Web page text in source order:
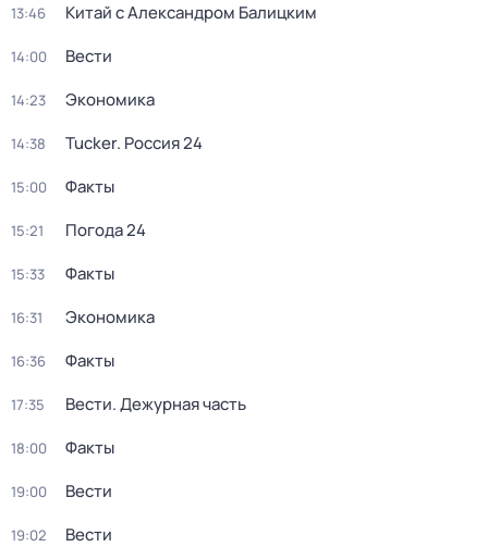
13:46 Китай с Александром Балицким
14:00 Вести
14:23 Экономика
14:38 Tucker. Россия 24
15:00 Факты
15:21 Погода 24
15:33 Факты
16:31 Экономика
16:36 Факты
17:35 Вести. Дежурная часть
18:00 Факты
19:00 Вести
19:02 Вести